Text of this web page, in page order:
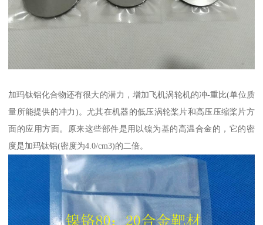
加玛钛铝化合物还有很大的潜力，增加飞机涡轮机的冲-重比(单位质
量所能提供的冲力)。尤其在机器的低压涡轮桨片和高压压缩桨片方
面的应用方面。原来这些部件是用以镍为基的高温合金的，它的密
度是加玛钛铝(密度为4.0/cm3)的二倍。